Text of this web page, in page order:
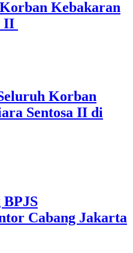
Kebakaran
II
Korban
Sentosa II di
BPJS
Cabang Jakarta